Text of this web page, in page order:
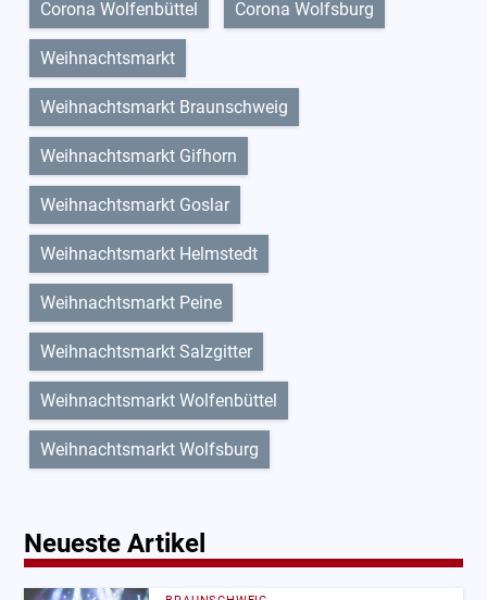
Corona Wolfenbüttel Corona Wolfsburg
Weihnachtsmarkt
Weihnachtsmarkt Braunschweig
Weihnachtsmarkt Gifhorn
Weihnachtsmarkt Goslar
Weihnachtsmarkt Helmstedt
Weihnachtsmarkt Peine
Weihnachtsmarkt Salzgitter
Weihnachtsmarkt Wolfenbüttel
Weihnachtsmarkt Wolfsburg
Neueste Artikel